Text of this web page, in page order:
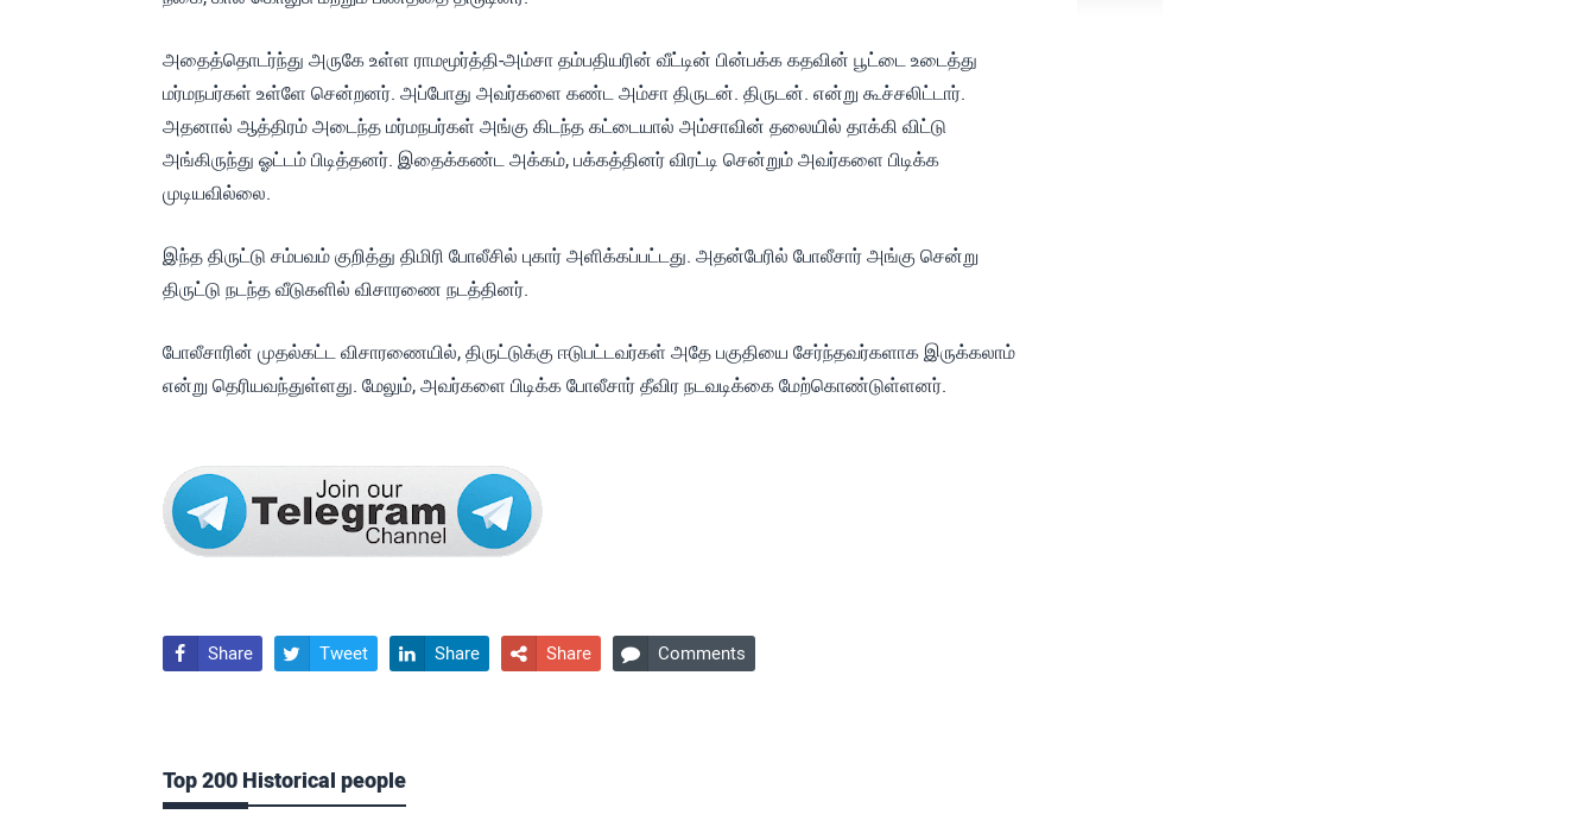
அதைத்தொடர்ந்து அருகே உள்ள ராமமூர்த்தி-அம்சா தம்பதியரின் வீட்டின் பின்பக்க கதவின் பூட்டை உடைத்து
மர்மநபர்கள் உள்ளே சென்றனர். அப்போது அவர்களை கண்ட அம்சா திருடன். திருடன். என்று கூச்சலிட்டார்.
அதனால் ஆத்திரம் அடைந்த மர்மநபர்கள் அங்கு கிடந்த கட்டையால் அம்சாவின் தலையில் தாக்கி விட்டு
அங்கிருந்து ஓட்டம் பிடித்தனர். இதைக்கண்ட அக்கம், பக்கத்தினர் விரட்டி சென்றும் அவர்களை பிடிக்க
முடியவில்லை.
இந்த திருட்டு சம்பவம் குறித்து திமிரி போலீசில் புகார் அளிக்கப்பட்டது. அதன்பேரில் போலீசார் அங்கு சென்று
திருட்டு நடந்த வீடுகளில் விசாரணை நடத்தினர்.
போலீசாரின் முதல்கட்ட விசாரணையில், திருட்டுக்கு ஈடுபட்டவர்கள் அதே பகுதியை சேர்ந்தவர்களாக இருக்கலாம்
என்று தெரியவந்துள்ளது. மேலும், அவர்களை பிடிக்க போலீசார் தீவிர நடவடிக்கை மேற்கொண்டுள்ளனர்.
 Share  Tweet  Share  Share  Comments
Top 200 Historical people